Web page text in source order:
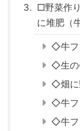
□野菜作
に堆肥（
◇牛フ
◇生の
◇畑に
◇牛フ
◇牛フ